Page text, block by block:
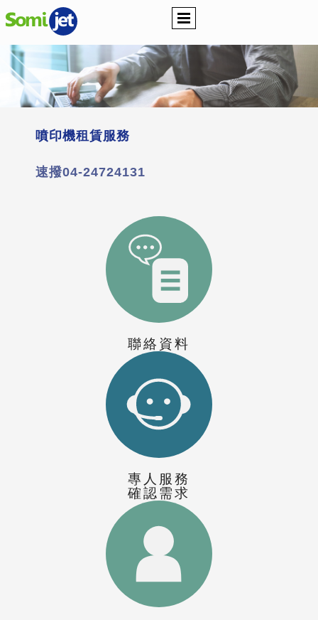
噴印機租賃服務
速撥04-24724131
聯絡資料
專人服務
確認需求